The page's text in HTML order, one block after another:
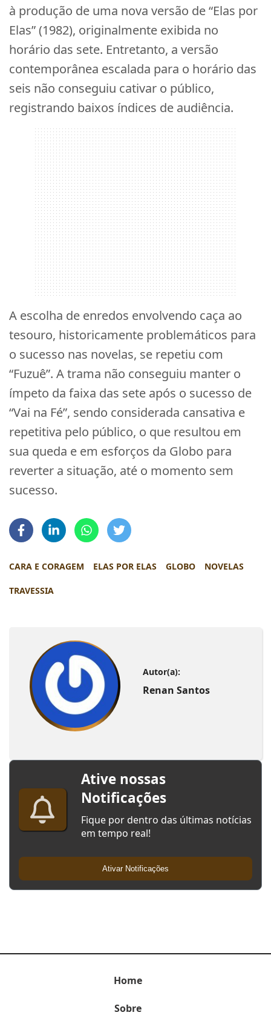
à produção de uma nova versão de “Elas por
Elas” (1982), originalmente exibida no
horário das sete. Entretanto, a versão
contemporânea escalada para o horário das
seis não conseguiu cativar o público,
registrando baixos índices de audiência.
A escolha de enredos envolvendo caça ao
tesouro, historicamente problemáticos para
o sucesso nas novelas, se repetiu com
“Fuzuê”. A trama não conseguiu manter o
ímpeto da faixa das sete após o sucesso de
“Vai na Fé”, sendo considerada cansativa e
repetitiva pelo público, o que resultou em
sua queda e em esforços da Globo para
reverter a situação, até o momento sem
sucesso.
CARA E CORAGEM ELAS POR ELAS GLOBO NOVELAS
TRAVESSIA
Autor(a):
Renan Santos
Ative nossas
Notificações
Fique por dentro das últimas notícias
em tempo real!
Ativar Notificações
Home
Sobre